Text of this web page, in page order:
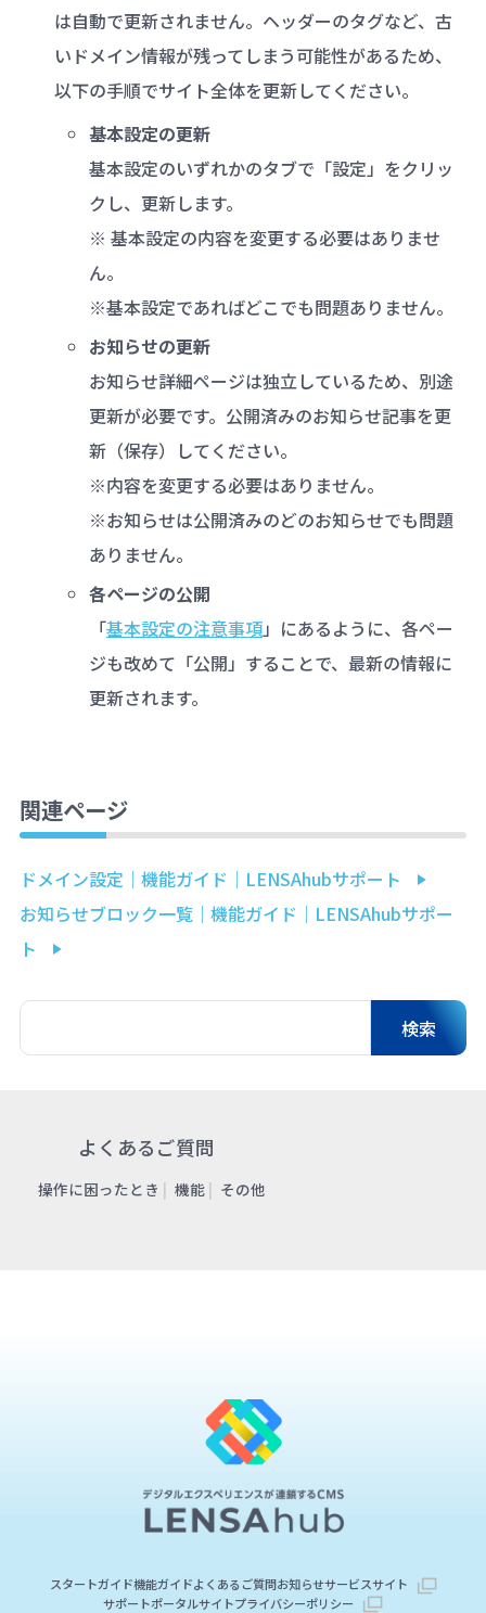
は自動で更新されません。ヘッダーのタグなど、古
いドメイン情報が残ってしまう可能性があるため、
以下の手順でサイト全体を更新してください。
基本設定の更新
基本設定のいずれかのタブで「設定」をクリッ
クし、更新します。
※ 基本設定の内容を変更する必要はありませ
ん。
※基本設定であればどこでも問題ありません。
お知らせの更新
お知らせ詳細ページは独立しているため、別途
更新が必要です。公開済みのお知らせ記事を更
新（保存）してください。
※内容を変更する必要はありません。
※お知らせは公開済みのどのお知らせでも問題
ありません。
各ページの公開
「基本設定の注意事項」にあるように、各ペー
ジも改めて「公開」することで、最新の情報に
更新されます。
関連ページ
ドメイン設定｜機能ガイド｜LENSAhubサポート
お知らせブロック一覧｜機能ガイド｜LENSAhubサポー
ト
よくあるご質問
操作に困ったとき 機能 その他
スタートガイド機能ガイドよくあるご質問お知らせサービスサイト
サポートポータルサイトプライバシーポリシー